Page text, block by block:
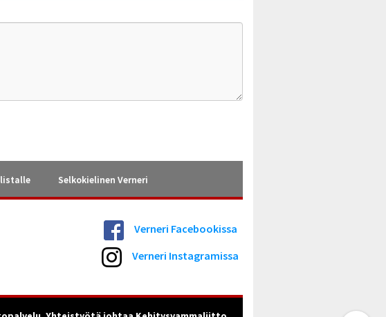
Selkokielinen Verneri
Verneri Facebookissa
Verneri Instagramissa